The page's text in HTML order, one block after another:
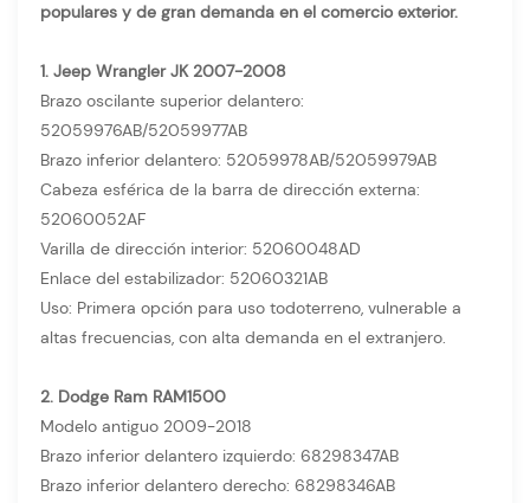
populares y de gran demanda en el comercio exterior.
1. Jeep Wrangler JK 2007-2008
Brazo oscilante superior delantero:
52059976AB/52059977AB
Brazo inferior delantero: 52059978AB/52059979AB
Cabeza esférica de la barra de dirección externa:
52060052AF
Varilla de dirección interior: 52060048AD
Enlace del estabilizador: 52060321AB
Uso: Primera opción para uso todoterreno, vulnerable a
altas frecuencias, con alta demanda en el extranjero.
2. Dodge Ram RAM1500
Modelo antiguo 2009-2018
Brazo inferior delantero izquierdo: 68298347AB
Brazo inferior delantero derecho: 68298346AB